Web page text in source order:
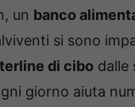
un banco
si sono
di cibo dalle
giorno aiuta